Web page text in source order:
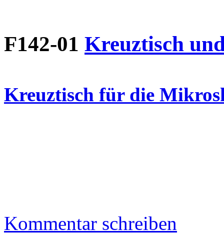
F142-01 Kreuztisch
Kreuztisch für die
Kommentar schreiben